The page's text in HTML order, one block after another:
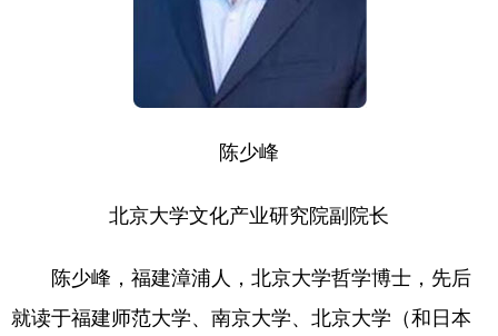
陈少峰
北京大学文化产业研究院副院长
陈少峰，福建漳浦人，北京大学哲学博士，先后
就读于福建师范大学、南京大学、北京大学（和日本